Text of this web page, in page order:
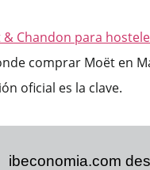
comprar Moët en
oficial es la clave.
ibeconomia.com